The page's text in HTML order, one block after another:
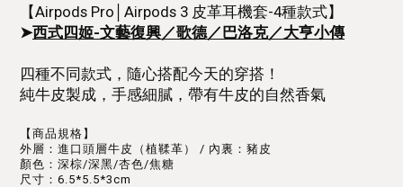
【Airpods Pro│Airpods 3 皮革耳機套-4種款式】
➤西式四姬-文藝復興／歌德／巴洛克／大亨小傳
四種不同款式，隨心搭配今天的穿搭！
純牛皮製成，手感細膩，帶有牛皮的自然香氣
【商品規格】
外層：進口頭層牛皮（植鞣革） / 內裏：豬皮
顏色：深棕/深黑/杏色/焦糖
尺寸：6.5*5.5*3cm